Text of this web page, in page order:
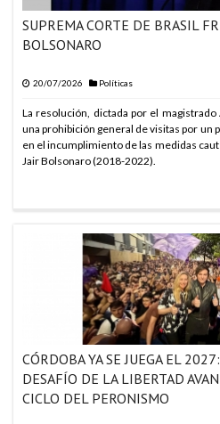
SUPREMA CORTE DE BRASIL
BOLSONARO
20/07/2026 Políticas
La resolución, dictada por el
una prohibición general de visitas por un
en el incumplimiento de las medidas
Jair Bolsonaro (2018-2022).
CÓRDOBA YA SE JUEGA EL
DESAFÍO DE LA LIBERTAD
CICLO DEL PERONISMO